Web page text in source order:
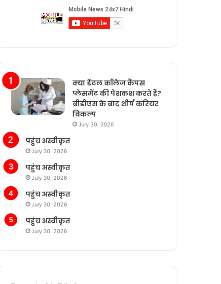
क्या डेंटल कॉलेज कैंपस
प्लेसमेंट की पेशकश करते हैं?
बीडीएस के बाद शीर्ष करियर
विकल्प
July 30, 2026
पहुंच अस्वीकृत
July 30, 2026
पहुंच अस्वीकृत
July 30, 2026
पहुंच अस्वीकृत
July 30, 2026
पहुंच अस्वीकृत
July 30, 2026